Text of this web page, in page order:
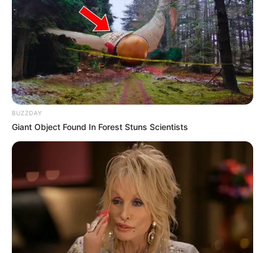
BUZZDAY
Giant Object Found In Forest Stuns Scientists